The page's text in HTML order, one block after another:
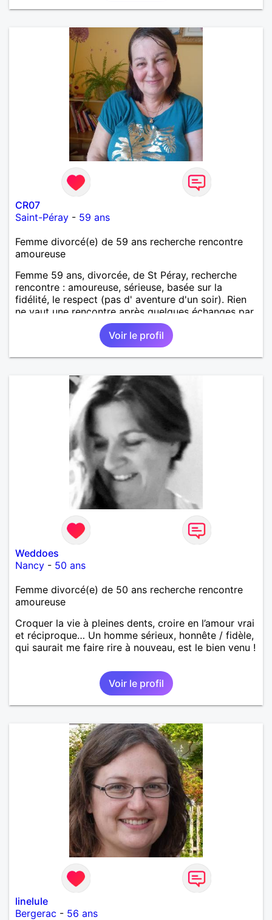
ENCORE.....................
CR07
Saint-Péray - 59 ans
Femme divorcé(e) de 59 ans recherche rencontre
amoureuse
Femme 59 ans, divorcée, de St Péray, recherche
rencontre : amoureuse, sérieuse, basée sur la
fidélité, le respect (pas d' aventure d'un soir). Rien
ne vaut une rencontre après quelques échanges par
messages pour savoir si il y a un feeling entre les
deux et le désir de se revoir. Au plaisir de se
Voir le profil
Weddoes
Nancy - 50 ans
Femme divorcé(e) de 50 ans recherche rencontre
amoureuse
Croquer la vie à pleines dents, croire en l’amour vrai
et réciproque… Un homme sérieux, honnête / fidèle,
qui saurait me faire rire à nouveau, est le bien venu !
Voir le profil
linelule
Bergerac - 56 ans